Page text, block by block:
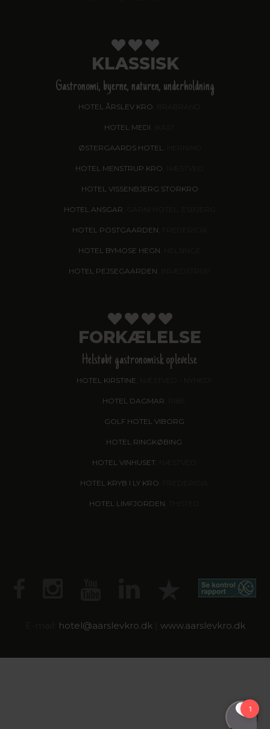
KLASSISK
Gastronomi, byerne, naturen, underholdning
HOTEL ÅRSLEV KRO
HOTEL MEDI
ØSTERGAARDS HOTEL, HERNING
HOTEL MENSTRUP KRO
HOTEL VISSENBJERG STORKRO
HOTEL ANSGAR
HOTEL POSTGAARDEN
HOTEL BYMOSE HEGN
HOTEL PEJSEGAARDEN
FORKÆLELSE
Helstøbt gastronomisk oplevelse
HOTEL KIRSTINE
HOTEL DAGMAR
GOLF HOTEL VIBORG
HOTEL RINGKØBING
HOTEL VINHUSET, NÆSTVED
HOTEL KRYB I LY KRO
HOTEL LIMFJORDEN
hotel@aarslevkro.dk| www.aarslevkro.dk